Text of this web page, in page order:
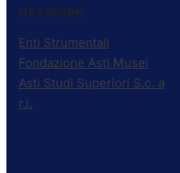
NETWORK
Enti Strumentali
Fondazione Asti Musei
Asti Studi Superiori S.c. a
r.l.